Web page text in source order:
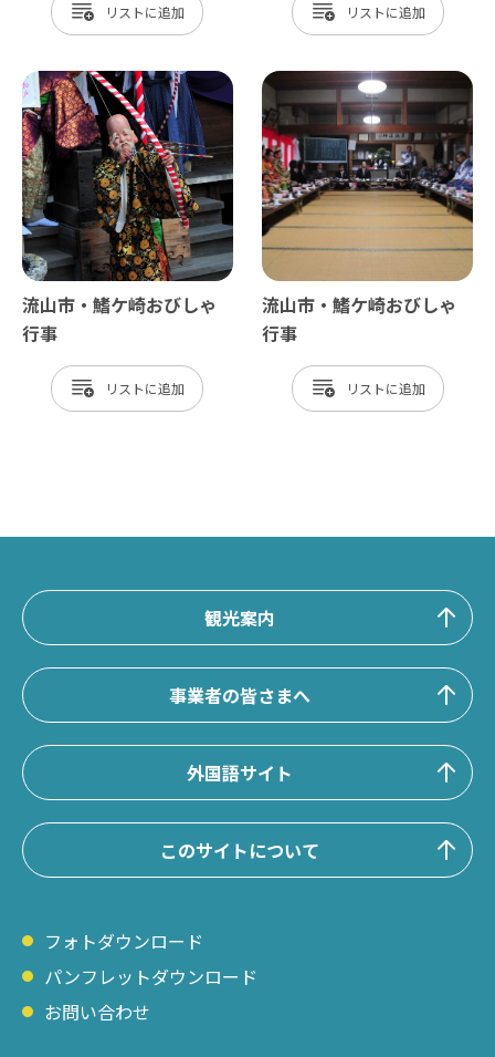
リスト リスト
流山市・鰭ケ崎おびしゃ
行事
リスト
流山市・鰭ケ崎おびしゃ
行事
リスト
観光案内
事業者の皆さまへ
外国語サイト
このサイトについて
フォトダウンロード
パンフレットダウンロード
お問い合わせ